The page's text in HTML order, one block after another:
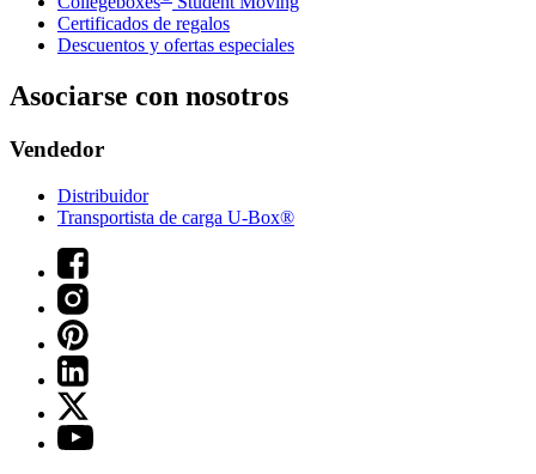
Certificados de regalos
Descuentos y ofertas especiales
Asociarse con nosotros
Vendedor
Distribuidor
Transportista de carga U-Box®